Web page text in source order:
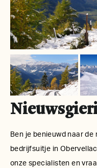
Ben je benieuwd naar
bedrijfsuitje in
onze specialisten en